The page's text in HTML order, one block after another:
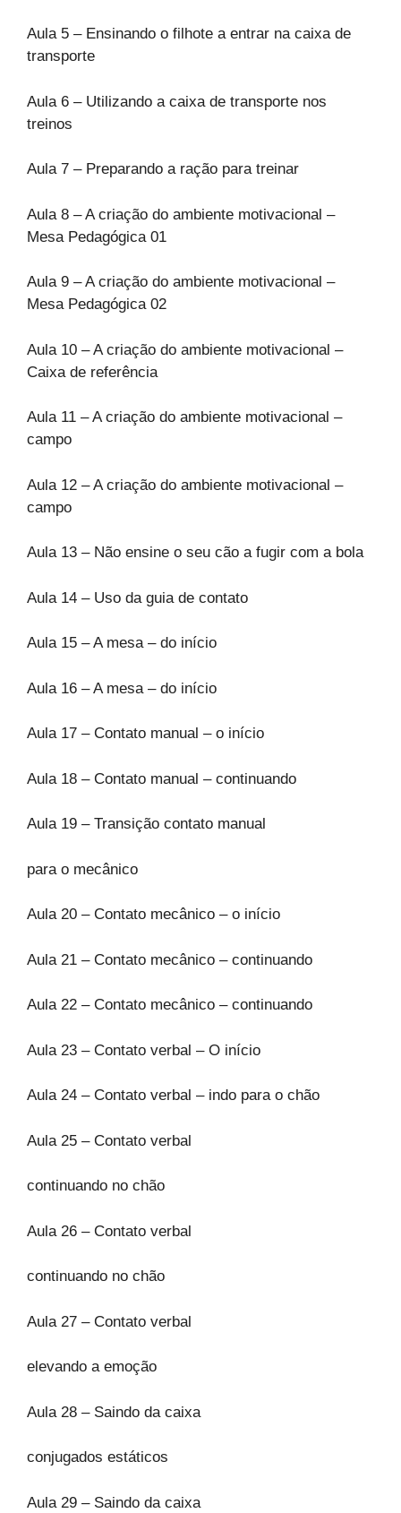
Aula 5 – Ensinando o filhote a entrar na caixa de
transporte
Aula 6 – Utilizando a caixa de transporte nos
treinos
Aula 7 – Preparando a ração para treinar
Aula 8 – A criação do ambiente motivacional –
Mesa Pedagógica 01
Aula 9 – A criação do ambiente motivacional –
Mesa Pedagógica 02
Aula 10 – A criação do ambiente motivacional –
Caixa de referência
Aula 11 – A criação do ambiente motivacional –
campo
Aula 12 – A criação do ambiente motivacional –
campo
Aula 13 – Não ensine o seu cão a fugir com a bola
Aula 14 – Uso da guia de contato
Aula 15 – A mesa – do início
Aula 16 – A mesa – do início
Aula 17 – Contato manual – o início
Aula 18 – Contato manual – continuando
Aula 19 – Transição contato manual
para o mecânico
Aula 20 – Contato mecânico – o início
Aula 21 – Contato mecânico – continuando
Aula 22 – Contato mecânico – continuando
Aula 23 – Contato verbal – O início
Aula 24 – Contato verbal – indo para o chão
Aula 25 – Contato verbal
continuando no chão
Aula 26 – Contato verbal
continuando no chão
Aula 27 – Contato verbal
elevando a emoção
Aula 28 – Saindo da caixa
conjugados estáticos
Aula 29 – Saindo da caixa